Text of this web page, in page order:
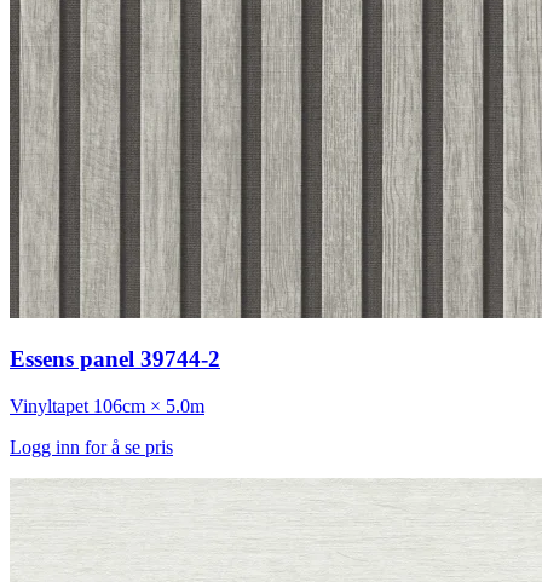
Essens panel 39744-2
Vinyltapet 106cm × 5.0m
Logg inn for å se pris